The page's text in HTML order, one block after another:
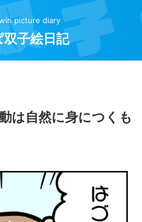
picture diary
子絵日記
は自然に身につくも